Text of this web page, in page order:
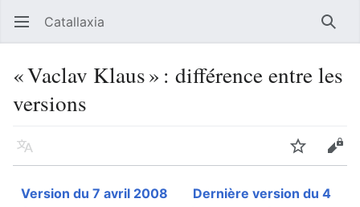
Ouvrir le menu principal Catallaxia
« Vaclav Klaus » : différence entre les
versions
Langue Suivre
Version du 7 avril 2008
Dernière version du 4